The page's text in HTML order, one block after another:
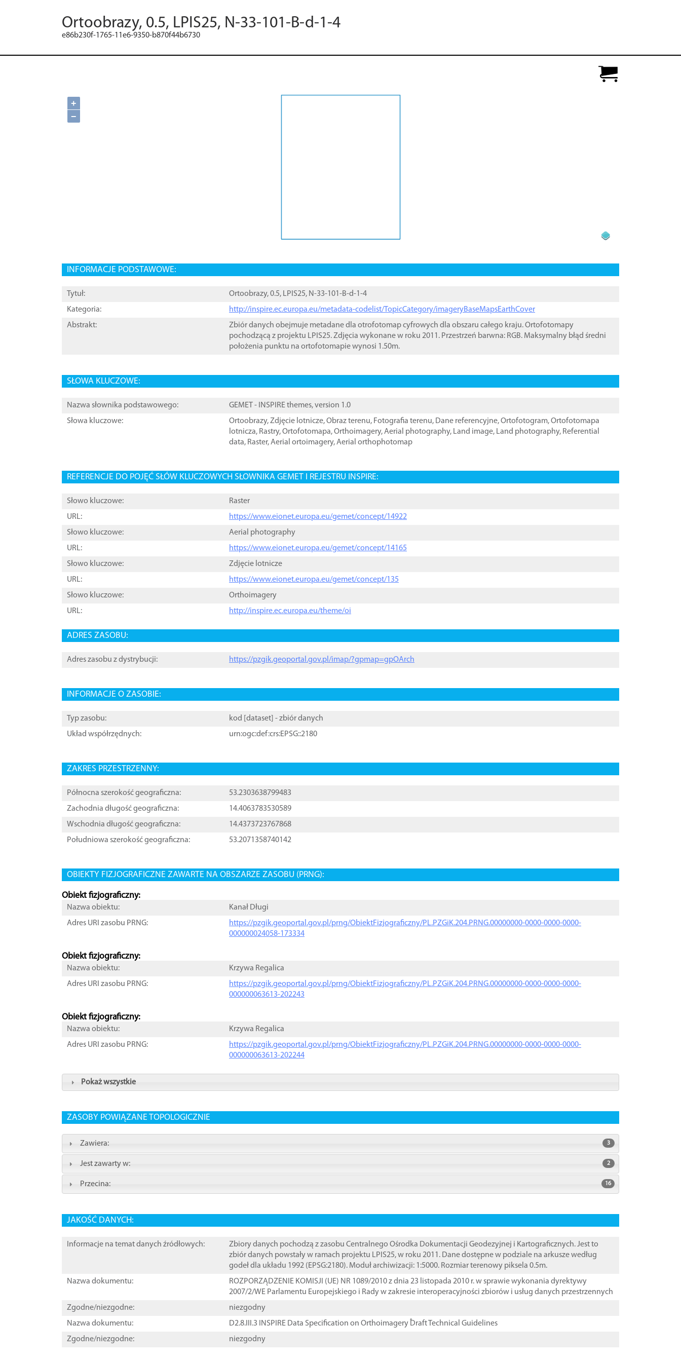
Ortoobrazy, 0.5, LPIS25, N-33-101-B-d-1-4
e86b230f-1765-11e6-9350-b870f44b6730
+
−
INFORMACJE PODSTAWOWE:
Tytuł:
Ortoobrazy, 0.5, LPIS25, N-33-101-B-d-1-4
Kategoria:
http://inspire.ec.europa.eu/metadata-codelist/TopicCategory/imageryBaseMapsEarthCover
Abstrakt:
Zbiór danych obejmuje metadane dla otrofotomap cyfrowych dla obszaru całego kraju. Ortofotomapy
pochodzącą z projektu LPIS25. Zdjęcia wykonane w roku 2011. Przestrzeń barwna: RGB. Maksymalny błąd średni
położenia punktu na ortofotomapie wynosi 1.50m.
SŁOWA KLUCZOWE:
Nazwa słownika podstawowego:
GEMET - INSPIRE themes, version 1.0
Słowa kluczowe:
Ortoobrazy,Zdjęcie lotnicze,Obraz terenu, Fotografia terenu, Dane referencyjne,Ortofotogram,Ortofotomapa
lotnicza, Rastry,Ortofotomapa,Orthoimagery,Aerial photography, Land image, Land photography, Referential
data, Raster,Aerial ortoimagery,Aerial orthophotomap
REFERENCJE DO POJĘĆ SŁÓW KLUCZOWYCH SŁOWNIKA GEMET I REJESTRU INSPIRE:
Słowo kluczowe:
Raster
URL:
https://www.eionet.europa.eu/gemet/concept/14922
Słowo kluczowe:
Aerial photography
URL:
https://www.eionet.europa.eu/gemet/concept/14165
Słowo kluczowe:
Zdjęcie lotnicze
URL:
https://www.eionet.europa.eu/gemet/concept/135
Słowo kluczowe:
Orthoimagery
URL:
http://inspire.ec.europa.eu/theme/oi
ADRES ZASOBU:
Adres zasobu z dystrybucji: https://pzgik.geoportal.gov.pl/imap/?gpmap=gpOArch
INFORMACJE O ZASOBIE:
Typ zasobu: kod [ dataset ] - zbiór danych
Układ współrzędnych:
urn:ogc:def:crs:EPSG::2180
ZAKRES PRZESTRZENNY:
Północna szerokość geograficzna:
53.2303638799483
Zachodnia długość geograficzna:
14.4063783530589
Wschodnia długość geograficzna:
14.4373723767868
Południowa szerokość geograficzna:
53.2071358740142
OBIEKTY FIZJOGRAFICZNE ZAWARTE NA OBSZARZE ZASOBU (PRNG):
Obiekt fizjograficzny:
Nazwa obiektu:
Kanał Długi
Adres URI zasobu PRNG:
https://pzgik.geoportal.gov.pl/prng/ObiektFizjograficzny/PL.PZGiK.204.PRNG.00000000-0000-0000-0000-
000000024058-173334
Obiekt fizjograficzny:
Nazwa obiektu:
Krzywa Regalica
Adres URI zasobu PRNG:
https://pzgik.geoportal.gov.pl/prng/ObiektFizjograficzny/PL.PZGiK.204.PRNG.00000000-0000-0000-0000-
000000063613-202243
Obiekt fizjograficzny:
Nazwa obiektu:
Krzywa Regalica
Adres URI zasobu PRNG:
https://pzgik.geoportal.gov.pl/prng/ObiektFizjograficzny/PL.PZGiK.204.PRNG.00000000-0000-0000-0000-
000000063613-202244
Pokaż wszystkie
ZASOBY POWIĄZANE TOPOLOGICZNIE
Zawiera: 3
Jest zawarty w: 2
Przecina: 16
JAKOŚĆ DANYCH:
Informacje na temat danych źródłowych:
Zbiory danych pochodzą z zasobu Centralnego Ośrodka Dokumentacji Geodezyjnej i Kartograficznych. Jest to
zbiór danych powstały w ramach projektu LPIS25, w roku 2011. Dane dostępne w podziale na arkusze według
godeł dla układu 1992 (EPSG:2180). Moduł archiwizacji: 1:5000. Rozmiar terenowy piksela 0.5m.
Nazwa dokumentu:
ROZPORZĄDZENIE KOMISJI (UE) NR 1089/2010 z dnia 23 listopada 2010 r. w sprawie wykonania dyrektywy
2007/2/WE Parlamentu Europejskiego i Rady w zakresie interoperacyjności zbiorów i usług danych przestrzennych
Zgodne/niezgodne:
niezgodny
Nazwa dokumentu:
D2.8.III.3 INSPIRE Data Specification on Orthoimagery ֠Draft Technical Guidelines
Zgodne/niezgodne:
niezgodny